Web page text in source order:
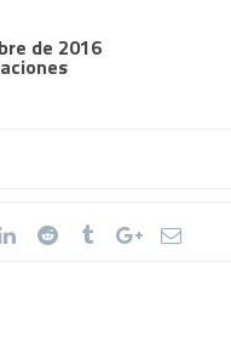
de 2016